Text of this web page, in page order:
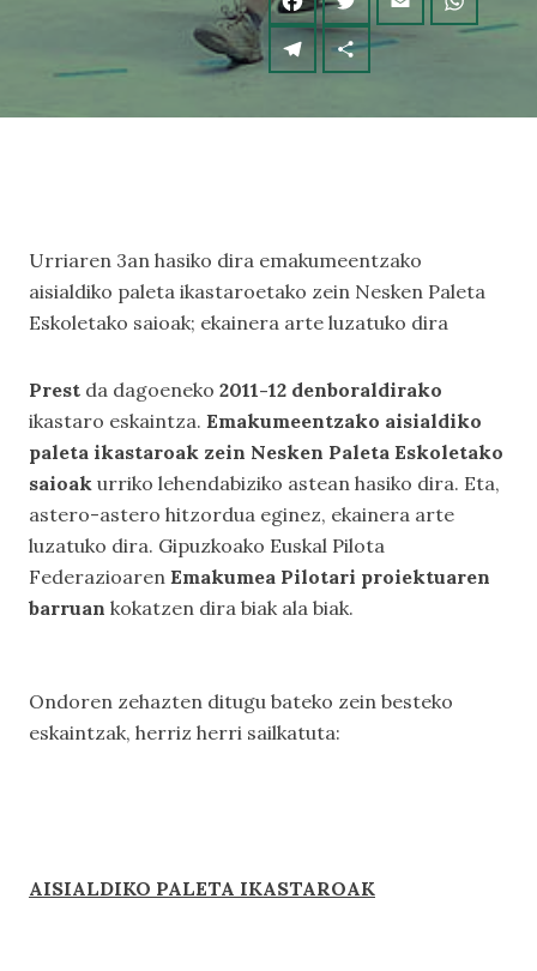
Urriaren 3an hasiko dira emakumeentzako
aisialdiko paleta ikastaroetako zein Nesken Paleta
Eskoletako saioak; ekainera arte luzatuko dira
Prest da dagoeneko 2011-12 denboraldirako
ikastaro eskaintza. Emakumeentzako aisialdiko
paleta ikastaroak zein Nesken Paleta Eskoletako
saioak urriko lehendabiziko astean hasiko dira. Eta,
astero-astero hitzordua eginez, ekainera arte
luzatuko dira. Gipuzkoako Euskal Pilota
Federazioaren Emakumea Pilotari proiektuaren
barruan kokatzen dira biak ala biak.
Ondoren zehazten ditugu bateko zein besteko
eskaintzak, herriz herri sailkatuta:
AISIALDIKO PALETA IKASTAROAK